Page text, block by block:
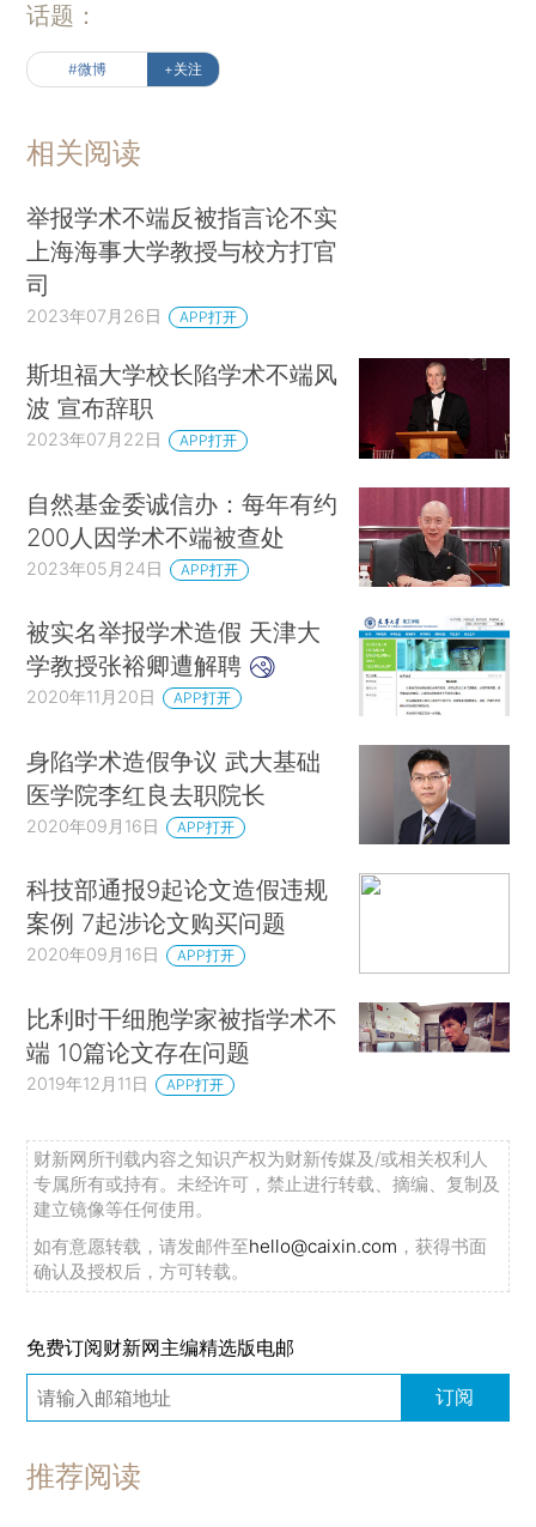
话题：
#微博 +关注
相关阅读
举报学术不端反被指言论不实
上海海事大学教授与校方打官
司
2023年07月26日 APP打开
斯坦福大学校长陷学术不端风
波 宣布辞职
2023年07月22日 APP打开
自然基金委诚信办：每年有约
200人因学术不端被查处
2023年05月24日 APP打开
被实名举报学术造假 天津大
学教授张裕卿遭解聘
2020年11月20日 APP打开
身陷学术造假争议 武大基础
医学院李红良去职院长
2020年09月16日 APP打开
科技部通报9起论文造假违规
案例 7起涉论文购买问题
2020年09月16日 APP打开
比利时干细胞学家被指学术不
端 10篇论文存在问题
2019年12月11日 APP打开
财新网所刊载内容之知识产权为财新传媒及/或相关权利人
专属所有或持有。未经许可，禁止进行转载、摘编、复制及
建立镜像等任何使用。
如有意愿转载，请发邮件至hello@caixin.com ，获得书面
确认及授权后，方可转载。
免费订阅财新网主编精选版电邮
订阅
推荐阅读